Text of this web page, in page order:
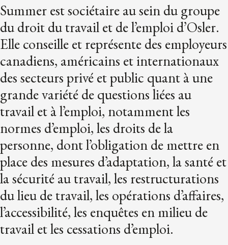
Summer est sociétaire au sein du groupe
du droit du travail et de l’emploi d’Osler.
Elle conseille et représente des employeurs
canadiens, américains et internationaux
des secteurs privé et public quant à une
grande variété de questions liées au
travail et à l’emploi, notamment les
normes d’emploi, les droits de la
personne, dont l’obligation de mettre en
place des mesures d’adaptation, la santé et
la sécurité au travail, les restructurations
du lieu de travail, les opérations d’affaires,
l’accessibilité, les enquêtes en milieu de
travail et les cessations d’emploi.